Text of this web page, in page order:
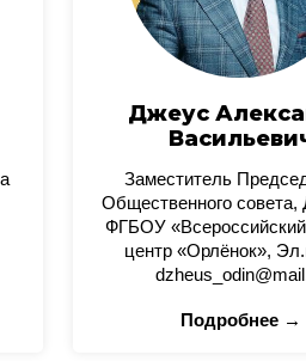
Джеус
Заместитель
Общественного совета,
ФГБОУ «Всероссийский
центр «Орлёнок»,
Подробнее →